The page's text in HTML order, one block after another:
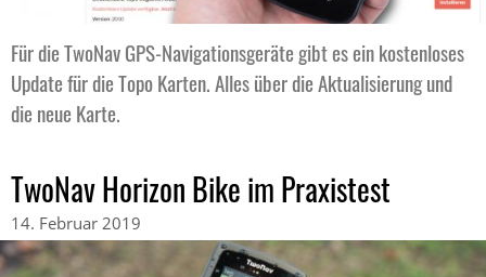
Für die TwoNav GPS-Navigationsgeräte gibt es ein kostenloses
Update für die Topo Karten. Alles über die Aktualisierung und
die neue Karte.
TwoNav Horizon Bike im Praxistest
14. Februar 2019